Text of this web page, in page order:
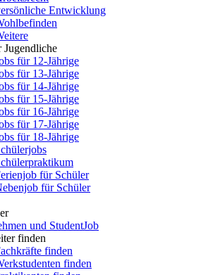
Entwicklung
Jugendliche
für 12-Jährige
für 13-Jährige
für 14-Jährige
für 15-Jährige
für 16-Jährige
für 17-Jährige
für 18-Jährige
für Schüler
für Schüler
und StudentJob
finden
finden
finden